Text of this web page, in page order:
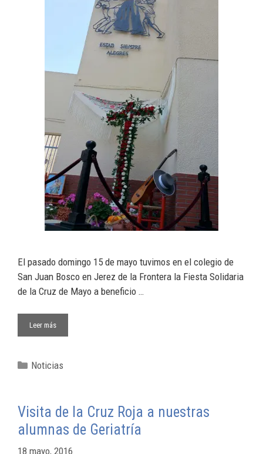
El pasado domingo 15 de mayo tuvimos en el colegio de
San Juan Bosco en Jerez de la Frontera la Fiesta Solidaria
de la Cruz de Mayo a beneficio …
Leer más
Noticias
Visita de la Cruz Roja a nuestras
alumnas de Geriatría
18 mayo, 2016